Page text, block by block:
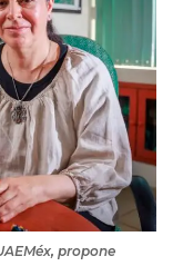
propone